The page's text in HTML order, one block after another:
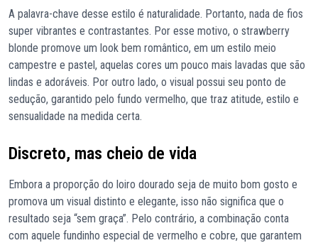
A palavra-chave desse estilo é naturalidade. Portanto, nada de fios
super vibrantes e contrastantes. Por esse motivo, o strawberry
blonde promove um look bem romântico, em um estilo meio
campestre e pastel, aquelas cores um pouco mais lavadas que são
lindas e adoráveis. Por outro lado, o visual possui seu ponto de
sedução, garantido pelo fundo vermelho, que traz atitude, estilo e
sensualidade na medida certa.
Discreto, mas cheio de vida
Embora a proporção do loiro dourado seja de muito bom gosto e
promova um visual distinto e elegante, isso não significa que o
resultado seja “sem graça”. Pelo contrário, a combinação conta
com aquele fundinho especial de vermelho e cobre, que garantem